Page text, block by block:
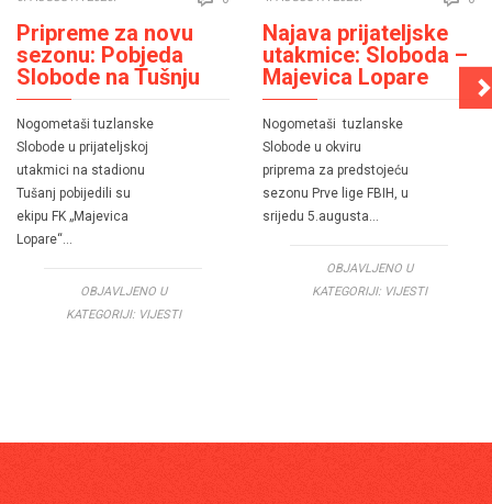
Pripreme za novu
sezonu: Pobjeda
Slobode na Tušnju
Nogometaši tuzlanske
Slobode u prijateljskoj
utakmici na stadionu
Tušanj pobijedili su
ekipu FK „Majevica
Lopare“…
OBJAVLJENO U
KATEGORIJI: VIJESTI
Najava prijateljske
utakmice: Sloboda –
Majevica Lopare
Nogometaši tuzlanske
Slobode u okviru
priprema za predstojeću
sezonu Prve lige FBIH, u
srijedu 5.augusta…
OBJAVLJENO U
KATEGORIJI: VIJESTI